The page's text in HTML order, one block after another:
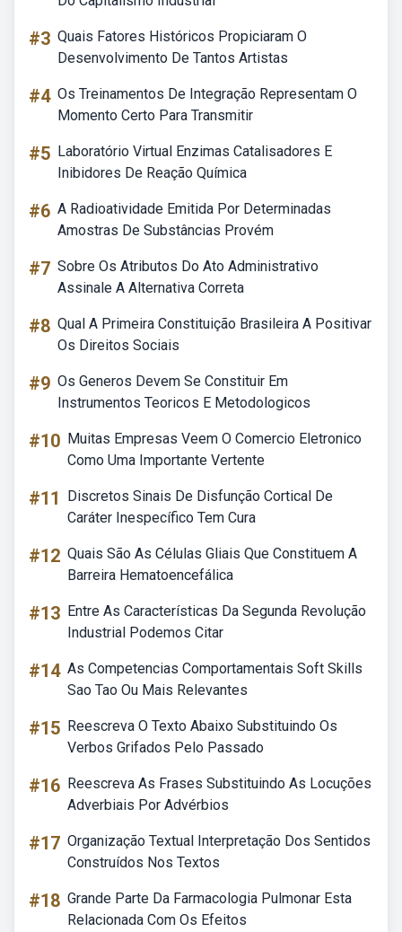
#3 Quais Fatores Históricos Propiciaram O
Desenvolvimento De Tantos Artistas
#4 Os Treinamentos De Integração Representam O
Momento Certo Para Transmitir
#5 Laboratório Virtual Enzimas Catalisadores E
Inibidores De Reação Química
#6 A Radioatividade Emitida Por Determinadas
Amostras De Substâncias Provém
#7 Sobre Os Atributos Do Ato Administrativo
Assinale A Alternativa Correta
#8 Qual A Primeira Constituição Brasileira A Positivar
Os Direitos Sociais
#9 Os Generos Devem Se Constituir Em
Instrumentos Teoricos E Metodologicos
#10 Muitas Empresas Veem O Comercio Eletronico
Como Uma Importante Vertente
#11
Discretos Sinais De Disfunção Cortical De
Caráter Inespecífico Tem Cura
#12 Quais São As Células Gliais Que Constituem A
Barreira Hematoencefálica
#13 Entre As Características Da Segunda Revolução
Industrial Podemos Citar
#14 As Competencias Comportamentais Soft Skills
Sao Tao Ou Mais Relevantes
#15 Reescreva O Texto Abaixo Substituindo Os
Verbos Grifados Pelo Passado
#16 Reescreva As Frases Substituindo As Locuções
Adverbiais Por Advérbios
#17 Organização Textual Interpretação Dos Sentidos
Construídos Nos Textos
#18 Grande Parte Da Farmacologia Pulmonar Esta
Relacionada Com Os Efeitos